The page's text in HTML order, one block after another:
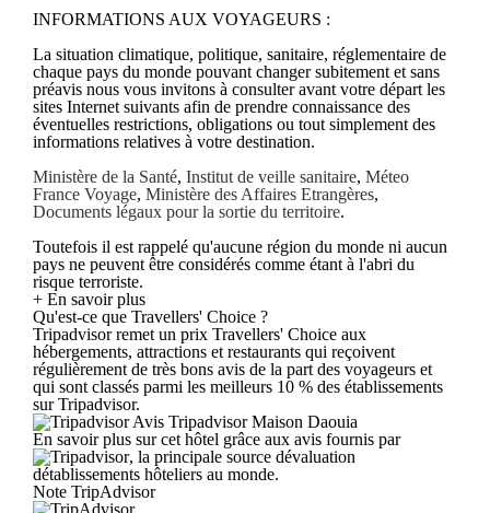
INFORMATIONS AUX VOYAGEURS :
La situation climatique, politique, sanitaire, réglementaire de
chaque pays du monde pouvant changer subitement et sans
préavis nous vous invitons à consulter avant votre départ les
sites Internet suivants afin de prendre connaissance des
éventuelles restrictions, obligations ou tout simplement des
informations relatives à votre destination.
Ministère de la Santé, Institut de veille sanitaire, Méteo
France Voyage, Ministère des Affaires Etrangères,
Documents légaux pour la sortie du territoire.
Toutefois il est rappelé qu'aucune région du monde ni aucun
pays ne peuvent être considérés comme étant à l'abri du
risque terroriste.
+ En savoir plus
Qu'est-ce que Travellers' Choice ?
Tripadvisor remet un prix Travellers' Choice aux
hébergements, attractions et restaurants qui reçoivent
régulièrement de très bons avis de la part des voyageurs et
qui sont classés parmi les meilleurs 10 % des établissements
sur Tripadvisor.
Avis Tripadvisor Maison Daouia
En savoir plus sur cet hôtel grâce aux avis fournis par
, la principale source dévaluation
détablissements hôteliers au monde.
Note TripAdvisor